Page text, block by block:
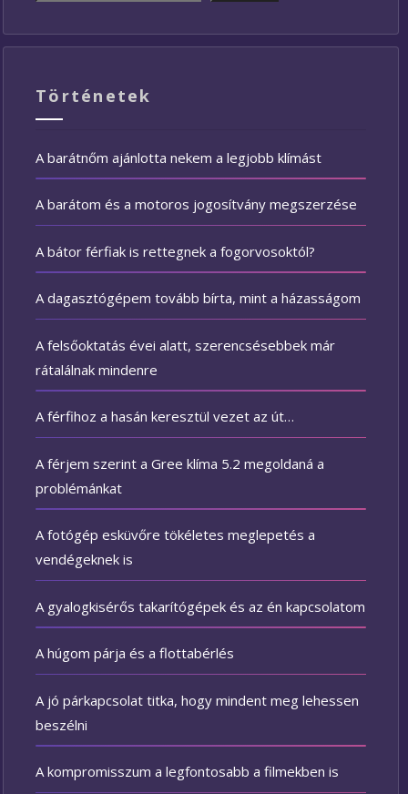
Történetek
A barátnőm ajánlotta nekem a legjobb klímást
A barátom és a motoros jogosítvány megszerzése
A bátor férfiak is rettegnek a fogorvosoktól?
A dagasztógépem tovább bírta, mint a házasságom
A felsőoktatás évei alatt, szerencsésebbek már
rátalálnak mindenre
A férfihoz a hasán keresztül vezet az út…
A férjem szerint a Gree klíma 5.2 megoldaná a
problémánkat
A fotógép esküvőre tökéletes meglepetés a
vendégeknek is
A gyalogkisérős takarítógépek és az én kapcsolatom
A húgom párja és a flottabérlés
A jó párkapcsolat titka, hogy mindent meg lehessen
beszélni
A kompromisszum a legfontosabb a filmekben is